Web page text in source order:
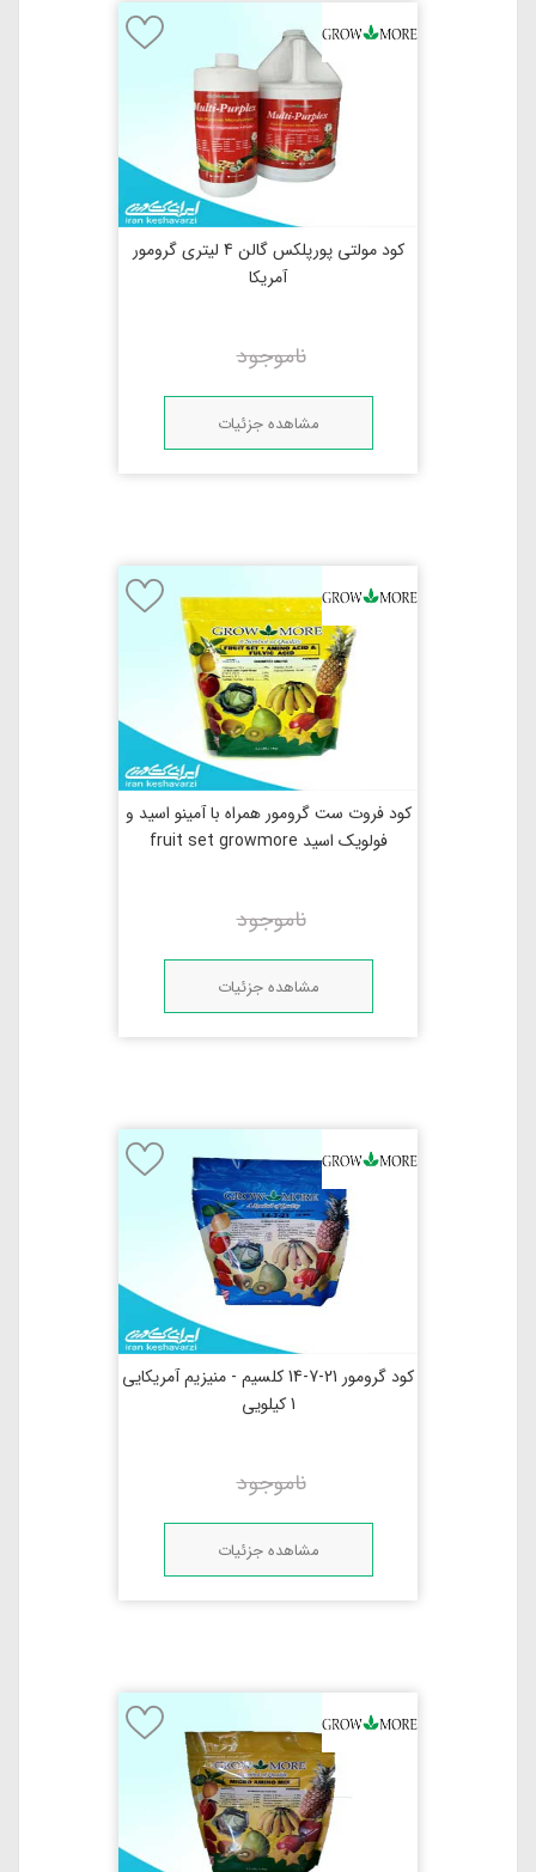
کود مولتی پورپلکس گالن 4 لیتری گرومور
آمریکا
ناموجود
مشاهده جزئیات
کود فروت ست گرومور همراه با آمینو اسید و
فولویک اسید fruit set growmore
ناموجود
مشاهده جزئیات
کود گرومور 21-7-14 کلسیم - منیزیم آمریکایی
1 کیلویی
ناموجود
مشاهده جزئیات